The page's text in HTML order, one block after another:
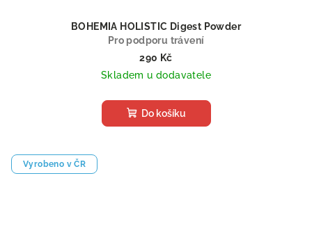
BOHEMIA HOLISTIC Digest Powder
Pro podporu trávení
290 Kč
Skladem u dodavatele
Do košíku
Vyrobeno v ČR